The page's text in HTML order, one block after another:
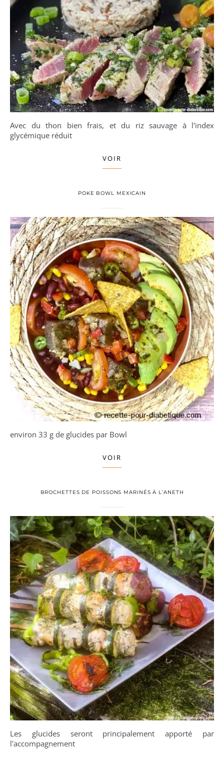
Avec du thon bien frais, et du riz sauvage à l'index
glycémique réduit
VOIR
POKE BOWL MEXICAIN
environ 33 g de glucides par Bowl
VOIR
BROCHETTES DE POISSONS MARINÉS À L’ANETH
Les glucides seront principalement apporté par
l'accompagnement